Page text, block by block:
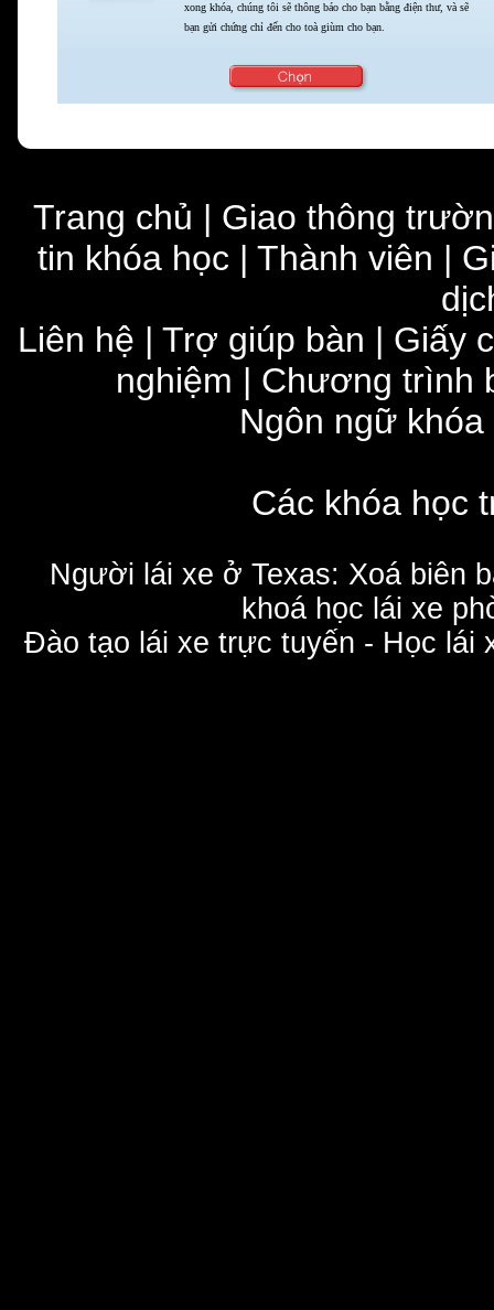
xong khóa, chúng tôi sẽ thông báo cho bạn bằng điện thư, và sẽ
bạn gửi chứng chỉ đến cho toà giùm cho bạn.
Trang chủ | Giao thông
tin khóa học | Thành viên |
Liên hệ | Trợ giúp bàn | Giấy
nghiệm | Chương trình
Ngôn ngữ khóa
Các khóa học
Người lái xe ở Texas: Xoá biên
khoá học lái xe
Đào tạo lái xe trực tuyến - Học